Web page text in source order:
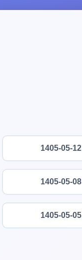
1405-05-12
1405-05-08
1405-05-05